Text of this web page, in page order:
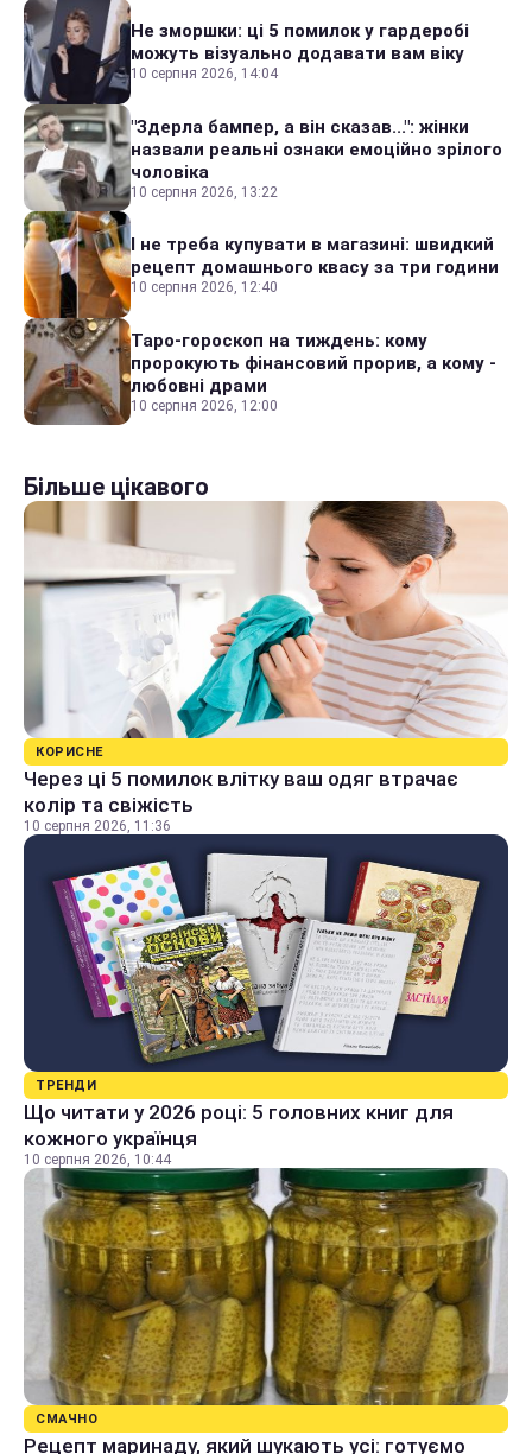
Не зморшки: ці 5 помилок у гардеробі
можуть візуально додавати вам віку
10 серпня 2026, 14:04
"Здерла бампер, а він сказав...": жінки
назвали реальні ознаки емоційно зрілого
чоловіка
10 серпня 2026, 13:22
І не треба купувати в магазині: швидкий
рецепт домашнього квасу за три години
10 серпня 2026, 12:40
Таро-гороскоп на тиждень: кому
пророкують фінансовий прорив, а кому -
любовні драми
10 серпня 2026, 12:00
Більше цікавого
КОРИСНЕ
Через ці 5 помилок влітку ваш одяг втрачає
колір та свіжість
10 серпня 2026, 11:36
ТРЕНДИ
Що читати у 2026 році: 5 головних книг для
кожного українця
10 серпня 2026, 10:44
СМАЧНО
Рецепт маринаду, який шукають усі: готуємо